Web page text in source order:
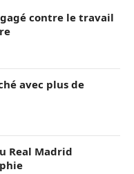
contre le travail
avec plus de
Real Madrid